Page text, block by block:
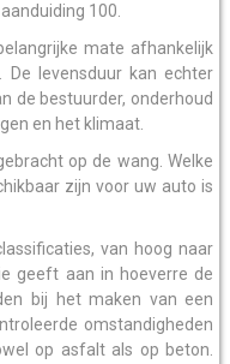
100.
mate afhankelijk
De levensduur kan echter
de bestuurder, onderhoud
en het klimaat.
op de wang. Welke
zijn voor uw auto is
van hoog naar
geeft aan in hoeverre de
bij het maken van een
omstandigheden
op asfalt als op beton.